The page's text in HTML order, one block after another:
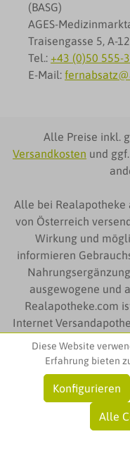
(BASG)
AGES-
Traisengasse 5, A-
Tel.: +43 (0)50 555-
E-Mail:
Alle Preise inkl.
Versandkosten und
Alle bei
von Österreich
Wirkung und
informieren
ausgewogene und
Realapotheke.com
Internet
auf
© Team
Diese Website
Erfahrung bieten
Konfigurieren
Alle